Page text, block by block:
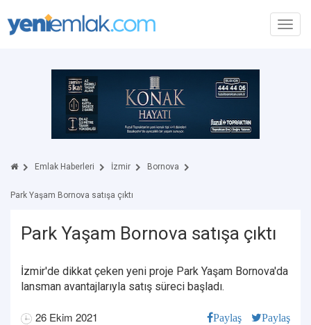
Emlak Haberleri İzmir Bornova
Park Yaşam Bornova satışa çıktı
Park Yaşam Bornova satışa çıktı
İzmir'de dikkat çeken yeni proje Park Yaşam Bornova'da
lansman avantajlarıyla satış süreci başladı.
26 Ekim 2021 Paylaş Paylaş